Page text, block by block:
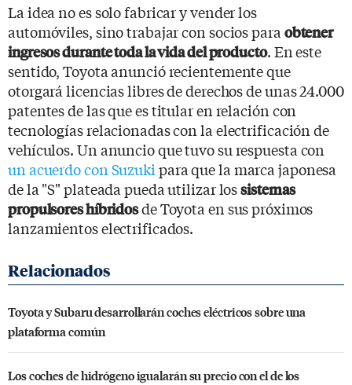
La idea no es solo fabricar y vender los
automóviles, sino trabajar con socios para obtener
ingresos durante toda la vida del producto. En este
sentido, Toyota anunció recientemente que
otorgará licencias libres de derechos de unas 24.000
patentes de las que es titular en relación con
tecnologías relacionadas con la electrificación de
vehículos. Un anuncio que tuvo su respuesta con
un acuerdo con Suzukipara que la marca japonesa
de la "S" plateada pueda utilizar lossistemas
propulsores híbridosde Toyota en sus próximos
lanzamientos electrificados.
Toyota y Subaru desarrollarán coches eléctricos sobre una
plataforma común
Los coches de hidrógeno igualarán su precio con el de los